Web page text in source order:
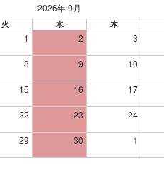
2026年 9月
火 水 木
1 2 3
8 9 10
15 16 17
22 23 24
29 30 1